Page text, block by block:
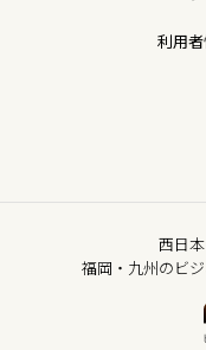
利用
西日
福岡・九州のビ